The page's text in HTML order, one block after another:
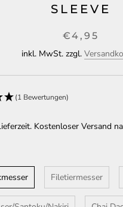
SLEEVE
€4,95
inkl. MwSt. zzgl.
(1 Bewertungen)
Kostenloser Versand
Filetiermesser